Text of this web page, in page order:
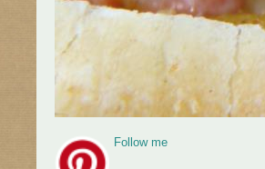
Follow me